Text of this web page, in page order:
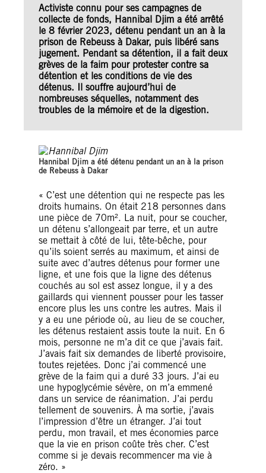
Activiste connu pour ses campagnes de
collecte de fonds, Hannibal Djim a été arrêté
le 8 février 2023, détenu pendant un an à la
prison de Rebeuss à Dakar, puis libéré sans
jugement. Pendant sa détention, il a fait deux
grèves de la faim pour protester contre sa
détention et les conditions de vie des
détenus. Il souffre aujourd’hui de
nombreuses séquelles, notamment des
troubles de la mémoire et de la digestion.
Hannibal Djim a été détenu pendant un an à la prison
de Rebeuss à Dakar
« C’est une détention qui ne respecte pas les
droits humains. On était 218 personnes dans
une pièce de 70m². La nuit, pour se coucher,
un détenu s’allongeait par terre, et un autre
se mettait à côté de lui, tête-bêche, pour
qu’ils soient serrés au maximum, et ainsi de
suite avec d’autres détenus pour former une
ligne, et une fois que la ligne des détenus
couchés au sol est assez longue, il y a des
gaillards qui viennent pousser pour les tasser
encore plus les uns contre les autres. Mais il
y a eu une période où, au lieu de se coucher,
les détenus restaient assis toute la nuit. En 6
mois, personne ne m’a dit ce que j’avais fait.
J’avais fait six demandes de liberté provisoire,
toutes rejetées. Donc j’ai commencé une
grève de la faim qui a duré 33 jours. J’ai eu
une hypoglycémie sévère, on m’a emmené
dans un service de réanimation. J’ai perdu
tellement de souvenirs. À ma sortie, j’avais
l’impression d’être un étranger. J’ai tout
perdu, mon travail, et mes économies parce
que la vie en prison coûte très cher. C’est
comme si je devais recommencer ma vie à
zéro. »